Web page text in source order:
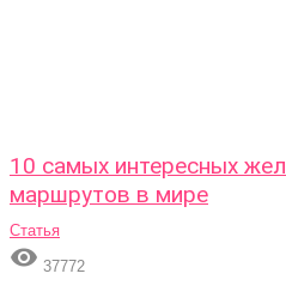
10 самых интересных
маршрутов в мире
Статья
 37772